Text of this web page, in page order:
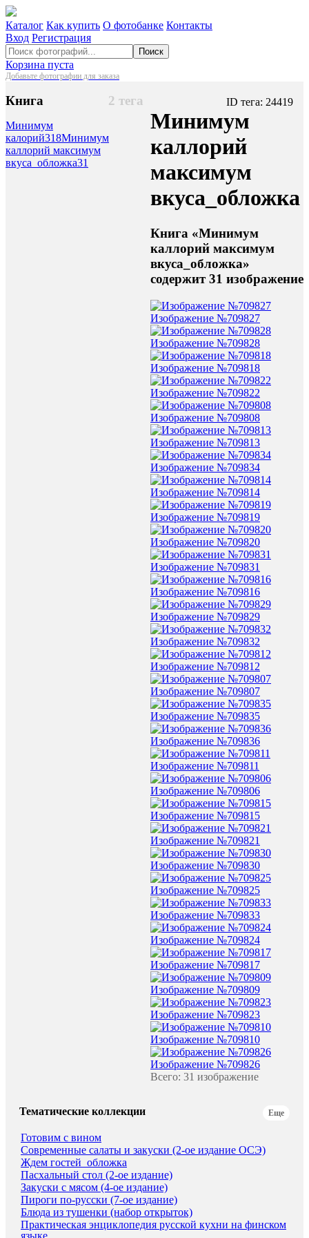
Каталог Как купить О фотобанке Контакты
Вход Регистрация
Поиск
Корзина пуста
Добавьте фотографии для заказа
2 тега
Книга
Минимум
калорий318Минимум
каллорий максимум
вкуса_обложка31
ID тега: 24419
Минимум
каллорий
максимум
вкуса_обложка
Книга «Минимум
каллорий максимум
вкуса_обложка»
содержит 31 изображение
Изображение №709827
Изображение №709828
Изображение №709818
Изображение №709822
Изображение №709808
Изображение №709813
Изображение №709834
Изображение №709814
Изображение №709819
Изображение №709820
Изображение №709831
Изображение №709816
Изображение №709829
Изображение №709832
Изображение №709812
Изображение №709807
Изображение №709835
Изображение №709836
Изображение №709811
Изображение №709806
Изображение №709815
Изображение №709821
Изображение №709830
Изображение №709825
Изображение №709833
Изображение №709824
Изображение №709817
Изображение №709809
Изображение №709823
Изображение №709810
Изображение №709826
Всего: 31 изображение
Тематические коллекции Еще
Готовим с вином
Современные салаты и закуски (2-ое издание ОСЭ)
Ждем гостей_обложка
Пасхальный стол (2-ое издание)
Закуски с мясом (4-ое издание)
Пироги по-русски (7-ое издание)
Блюда из тушенки (набор открыток)
Практическая энциклопедия русской кухни на финском
языке